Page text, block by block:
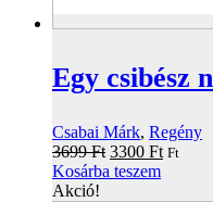
Egy csibész
Csabai Márk, Regény
3699Ft Original
price
3300 FtCurrent
Ft
Kosárba teszem
Akció!